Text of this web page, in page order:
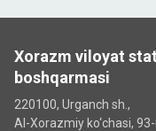
Xorazm viloyat
boshqarmasi
220100, Urganch sh.,
Al-Xorazmiy ko‘chаsi,